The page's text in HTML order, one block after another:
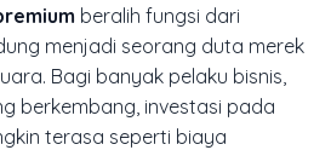
beralih fungsi dari
menjadi seorang duta merek
Bagi banyak pelaku bisnis,
berkembang, investasi pada
terasa seperti biaya